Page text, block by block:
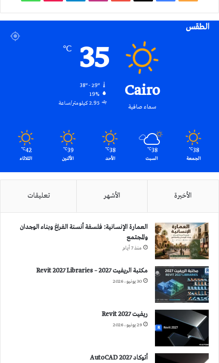
الموقع
الطقس
Cairo
سماء صافية
35
℃
38º - 29º
19%
2.95 كيلومتر/ساعة
38
℃
الجمعة
38
℃
السبت
38
℃
الأحد
39
℃
الأثنين
42
℃
الثلاثاء
الأخيرة الأشهر تعليقات
العمارة الإنسانية: فلسفة أنسنة الفراغ وبناء الوجدان
والمجتمع
منذ 7 أيام
مكتبة الريفيت 2027 – Revit 2027 Libraries
30 يونيو، 2026
ريفيت 2027 Revit
29 يونيو، 2026
أتوكاد 2027 AutoCAD